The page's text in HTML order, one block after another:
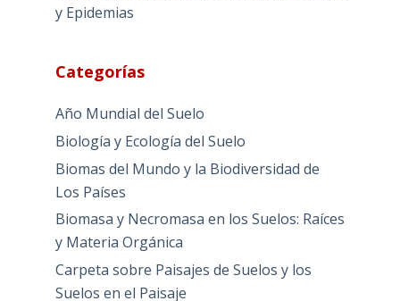
y Epidemias
Categorías
Año Mundial del Suelo
Biología y Ecología del Suelo
Biomas del Mundo y la Biodiversidad de
Los Países
Biomasa y Necromasa en los Suelos: Raíces
y Materia Orgánica
Carpeta sobre Paisajes de Suelos y los
Suelos en el Paisaje